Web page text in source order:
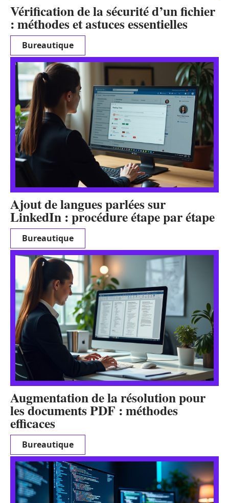
Vérification de la sécurité d’un fichier
: méthodes et astuces essentielles
Bureautique
Ajout de langues parlées sur
LinkedIn : procédure étape par étape
Bureautique
Augmentation de la résolution pour
les documents PDF : méthodes
efficaces
Bureautique